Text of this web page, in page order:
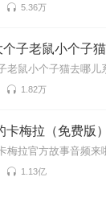
5.36万
个子老鼠小个子
老鼠小个子猫去哪儿
1.82万
卡梅拉（免费版）
梅拉官方故事音频来
1.13亿